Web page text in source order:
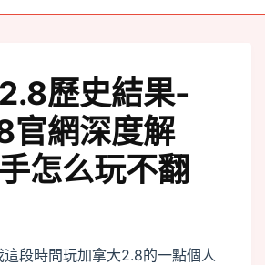
歷史結果-
官網深度解
怎么玩不翻
段時間玩加拿大2.8的一點個人